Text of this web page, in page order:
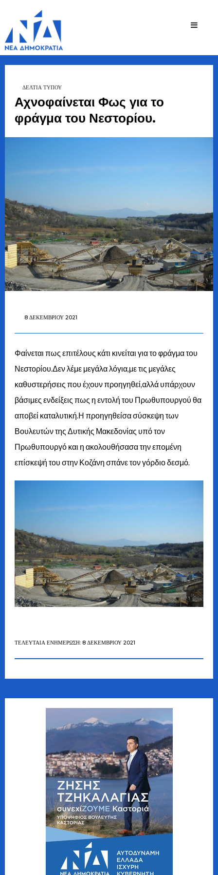
Ζήσης
Bουλευτής Ν.
Αχνοφαίνεται Φως για το
φράγμα του Νεστορίου.
ΔΕΛΤΙΑ ΤΥΠΟΥ
8 ΔΕΚΕΜΒΡΊΟΥ 2021
Φαίνεται πως επιτέλους κάτι κινείται για το φράγμα του
Νεστορίου.Δεν λέμε μεγάλα λόγια,με τις μεγάλες
καθυστερήσεις που έχουν προηγηθεί,αλλά υπάρχουν
βάσιμες ενδείξεις πως η εντολή του Πρωθυπουργού θα
αποβεί καταλυτική.Η προηγηθείσα σύσκεψη των
Βουλευτών της Δυτικής Μακεδονίας υπό τον
Πρωθυπουργό και η ακολουθήσασα την επομένη
επίσκεψή του στην Κοζάνη σπάνε τον γόρδιο δεσμό.
ΤΕΛΕΥΤΑΊΑ ΕΝΗΜΈΡΩΣΗ: 8 ΔΕΚΕΜΒΡΊΟΥ 2021